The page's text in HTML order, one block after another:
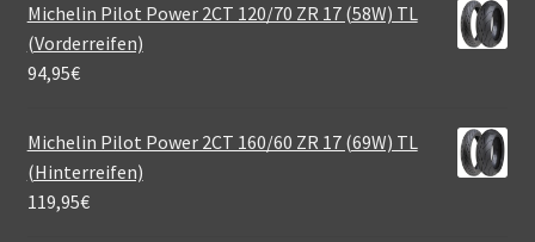
Michelin Pilot Power 2CT 120/70 ZR 17 (58W) TL
(Vorderreifen)
94,95€
Michelin Pilot Power 2CT 160/60 ZR 17 (69W) TL
(Hinterreifen)
119,95€